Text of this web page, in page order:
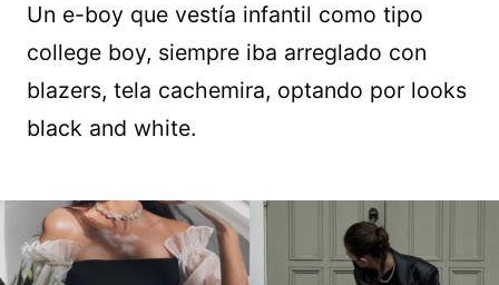
Un e-boy que vestía infantil como tipo
college boy, siempre iba arreglado con
blazers, tela cachemira, optando por looks
black and white.